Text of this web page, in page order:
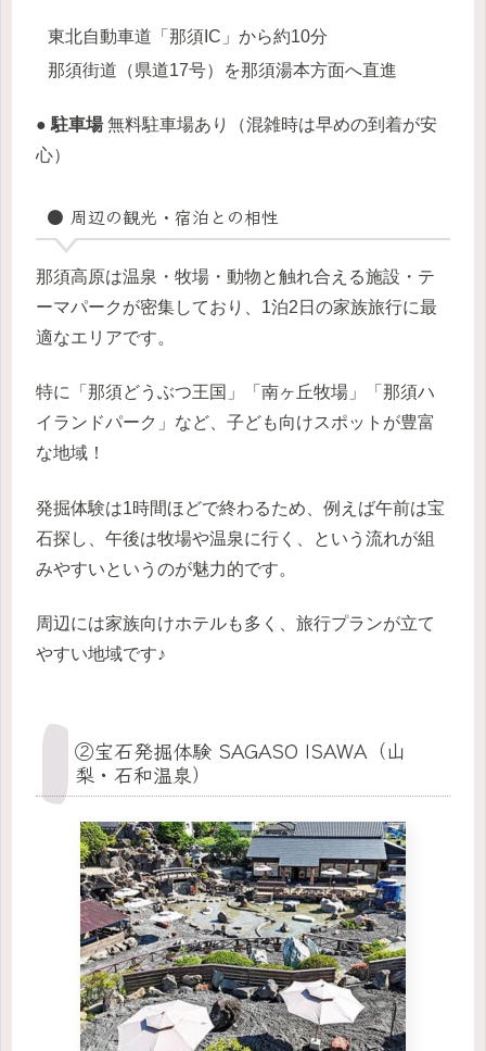
東北自動車道「那須IC」から約10分
那須街道（県道17号）を那須湯本方面へ直進
● 駐車場無料駐車場あり（混雑時は早めの到着が安
心）
● 周辺の観光・宿泊との相性
那須高原は温泉・牧場・動物と触れ合える施設・テ
ーマパークが密集しており、1泊2日の家族旅行に最
適なエリアです。
特に「那須どうぶつ王国」「南ヶ丘牧場」「那須ハ
イランドパーク」など、子ども向けスポットが豊富
な地域！
発掘体験は1時間ほどで終わるため、例えば午前は宝
石探し、午後は牧場や温泉に行く、という流れが組
みやすいというのが魅力的です。
周辺には家族向けホテルも多く、旅行プランが立て
やすい地域です♪
②宝石発掘体験 SAGASO ISAWA（山
梨・石和温泉）